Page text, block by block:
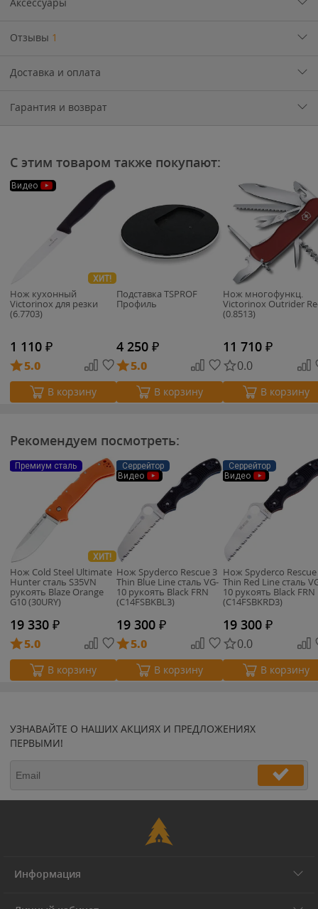
Отзывы 1
Доставка и оплата
Гарантия и возврат
С этим товаром также покупают:
Видео
ХИТ!
Нож кухонный
Victorinox для резки
(6.7703)
1 110 ₽
5.0
В корзину
Подставка TSPROF
Профиль
4 250 ₽
5.0
В корзину
Нож многофункц.
Victorinox Outrider
(0.8513)
11 710 ₽
0.0
В корзину
Рекомендуем посмотреть:
Премиум сталь
ХИТ!
Нож Cold Steel Ultimate
Hunter сталь S35VN
рукоять Blaze Orange
G10 (30URY)
19 330 ₽
5.0
В корзину
Серрейтор
Видео
Нож Spyderco Rescue 3
Thin Blue Line сталь VG-
10 рукоять Black FRN
(C14FSBKBL3)
19 300 ₽
5.0
В корзину
Серрейтор
Видео
Нож Spyderco Rescue
Thin Red Line сталь
10 рукоять Black FRN
(C14FSBKRD3)
19 300 ₽
0.0
В корзину
УЗНАВАЙТЕ О НАШИХ АКЦИЯХ И ПРЕДЛОЖЕНИЯХ
ПЕРВЫМИ!
Информация